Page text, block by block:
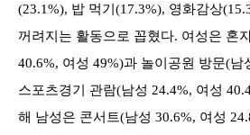
(23.1%), 밥 먹기(17.3%), 영화감상
꺼려지는 활동으로 꼽혔다. 여성은 혼
40.6%, 여성 49%)과 놀이공원 방문(남
스포츠경기 관람(남성 24.4%, 여성
해 남성은 콘서트(남성 30.6%, 여성